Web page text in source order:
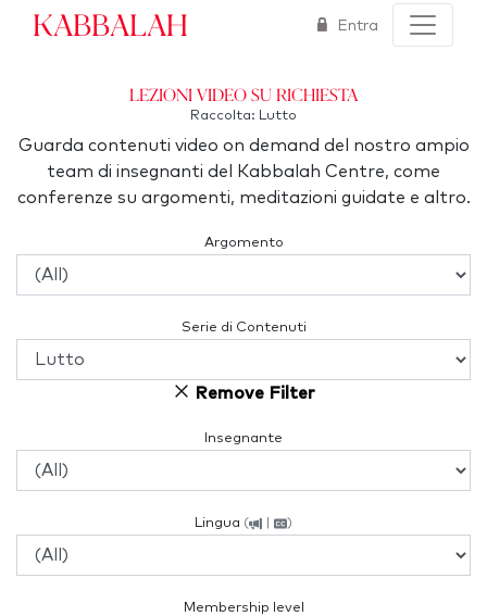
Kabbalah Entra
Lezioni video su richiesta
Raccolta: Lutto
Guarda contenuti video on demand del nostro ampio
team di insegnanti del Kabbalah Centre, come
conferenze su argomenti, meditazioni guidate e altro.
Argomento
Serie di Contenuti
Remove Filter
Insegnante
Lingua ( )
Membership level